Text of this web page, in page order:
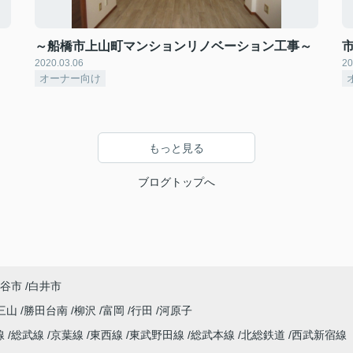
～船橋市上山町マンションリノベーション工事～
2020.03.06
オーナー向け
もっと見る
ブログトップへ
市 白井市
山
勝田台南 柳沢 富岡 行田
河原子
総武線 京葉線 東西線 東武野田線 総武本線 北総鉄道 西武新宿線